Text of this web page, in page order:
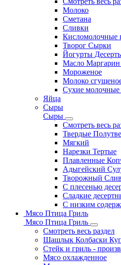
Молоко
Сметана
Сливки
Кисломолочные
Творог Сырки
Йогурты
Масло
Мороженое
Молоко
Сухие молочные
Яйца
Сыры
Сыры
Смотреть весь
Твердые
Мягкий
Нарезки Тертые
Плавленные
Адыгейский
Творожный
С плесенью
Сладкие
С низким
Мясо Птица Гриль
Мясо Птица Гриль
Смотреть весь раздел
Шашлык Колбаски
Стейк и гриль -
Мясо охлажденное